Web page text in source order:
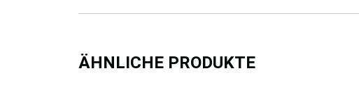
ÄHNLICHE PRODUKTE